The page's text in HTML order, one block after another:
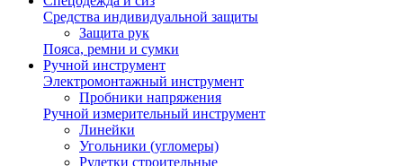
Средства индивидуальной защиты
Защита рук
Пояса, ремни и сумки
Ручной инструмент
Электромонтажный инструмент
Пробники напряжения
Ручной измерительный инструмент
Линейки
Угольники (угломеры)
Рулетки строительные